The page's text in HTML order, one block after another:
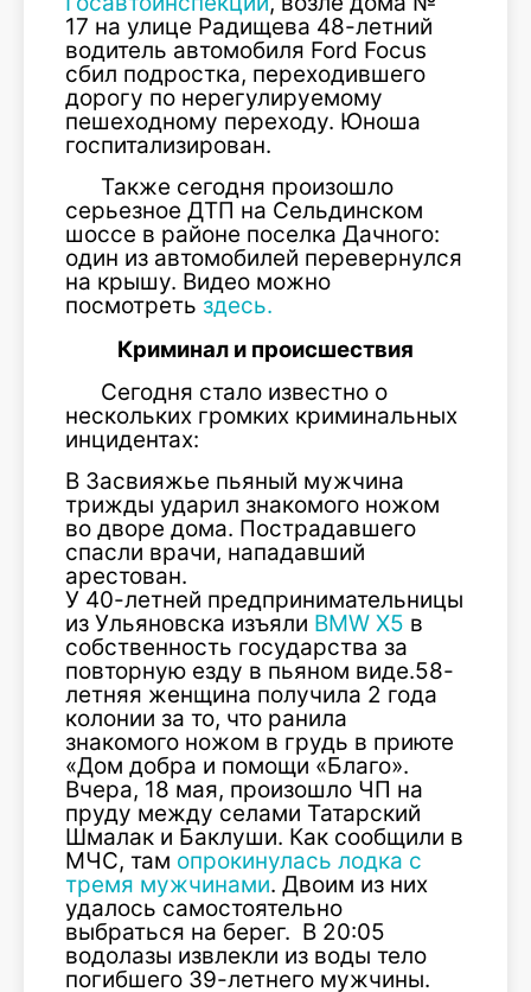
17 на улице Радищева 48-летний
водитель автомобиля Ford Focus
сбил подростка, переходившего
дорогу по нерегулируемому
пешеходному переходу. Юноша
госпитализирован.
Также сегодня произошло
серьезное ДТП на Сельдинском
шоссе в районе поселка Дачного:
один из автомобилей перевернулся
на крышу. Видео можно
посмотреть здесь.
Криминал и происшествия
Сегодня стало известно о
нескольких громких криминальных
инцидентах:
В Засвияжье пьяный мужчина
трижды ударил знакомого ножом
во дворе дома. Пострадавшего
спасли врачи, нападавший
арестован.
У 40-летней предпринимательницы
из Ульяновска изъяли BMW X5 в
собственность государства за
повторную езду в пьяном виде.58-
летняя женщина получила 2 года
колонии за то, что ранила
знакомого ножом в грудь в приюте
«Дом добра и помощи «Благо».
Вчера, 18 мая, произошло ЧП на
пруду между селами Татарский
Шмалак и Баклуши. Как сообщили в
МЧС, там опрокинулась лодка с
тремя мужчинами. Двоим из них
удалось самостоятельно
выбраться на берег. В 20:05
водолазы извлекли из воды тело
погибшего 39-летнего мужчины.